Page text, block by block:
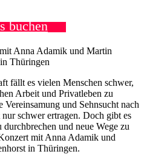
buchen
Anna Adamik und Martin
Thüringen
fällt es vielen Menschen schwer,
Arbeit und Privatleben zu
Vereinsamung und Sehnsucht nach
schwer ertragen. Doch gibt es
und neue Wege zu
mit Anna Adamik und
in Thüringen.